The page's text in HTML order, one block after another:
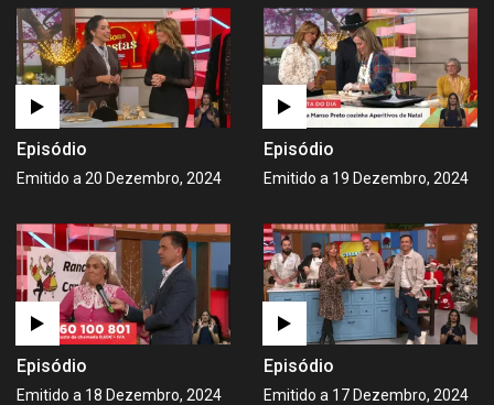
Episódio
Emitido a 20 Dezembro, 2024
Episódio
Emitido a 19 Dezembro, 2024
Episódio
Emitido a 18 Dezembro, 2024
Episódio
Emitido a 17 Dezembro, 2024